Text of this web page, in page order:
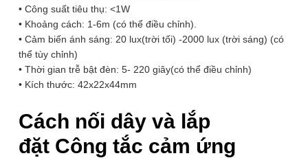
• Công suất tiêu thụ: <1W
• Khoảng cách: 1-6m (có thể điều chỉnh).
• Cảm biến ánh sáng: 20 lux(trời tối) -2000 lux (trời sáng) (có
thể tùy chỉnh)
• Thời gian trễ bật đèn: 5- 220 giây(có thể điều chỉnh)
• Kích thước: 42x22x44mm
Cách nối dây và lắp
đặt Công tắc cảm ứng
động radar vi sóng BTX-3PW-MWV1
nắp công tắc PANASONIC dòng WIDE phổ biến trên thị
trường Việt Nam. Bạn có thể lắp tối đa 3 công tắc trên 1 mặt
nắp.
Để lại thông tin, chúng tôi sẽ tư vấn sớm nhất. Hoàn Toàn Miễn
Phí, Không Mua Cũng Không Sao
SĐT
(Required)
Sản phẩm liên quan